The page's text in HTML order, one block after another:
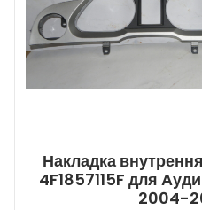
Накладка
4F1857115F для
2004-